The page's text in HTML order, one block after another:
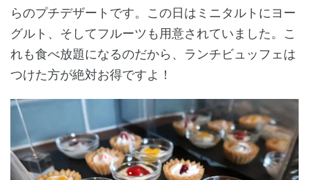
らのプチデザートです。この日はミニタルトにヨー
グルト、そしてフルーツも用意されていました。こ
れも食べ放題になるのだから、ランチビュッフェは
つけた方が絶対お得ですよ！